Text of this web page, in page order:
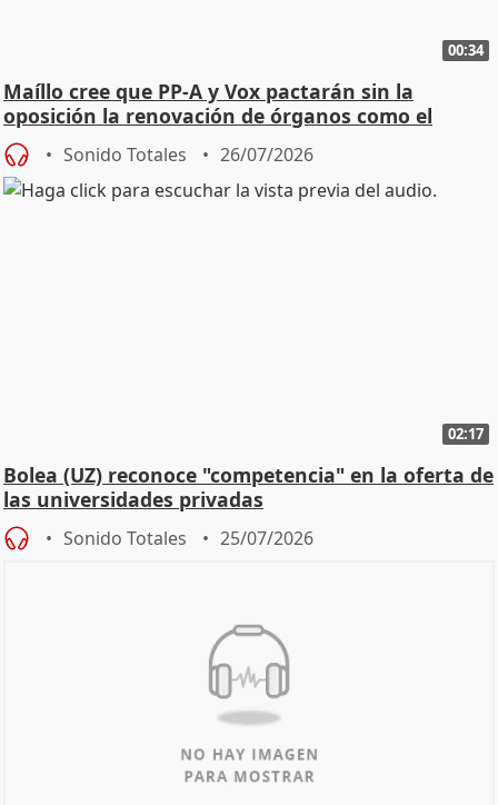
00:34
Maíllo cree que PP-A y Vox pactarán sin la
oposición la renovación de órganos como el
Defensor
Sonido Totales 26/07/2026
02:17
Bolea (UZ) reconoce "competencia" en la oferta de
las universidades privadas
Sonido Totales 25/07/2026